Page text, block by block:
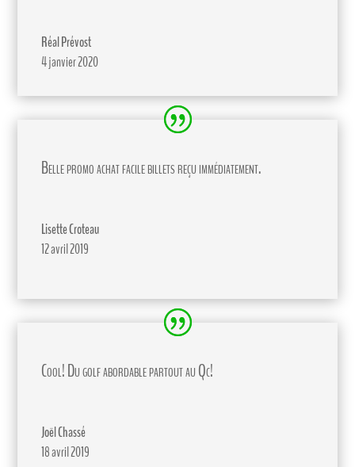
Réal Prévost
4 janvier 2020
Belle promo achat facile billets reçu immédiatement.
Lisette Croteau
12 avril 2019
Cool! Du golf abordable partout au Qc!
Joël Chassé
18 avril 2019